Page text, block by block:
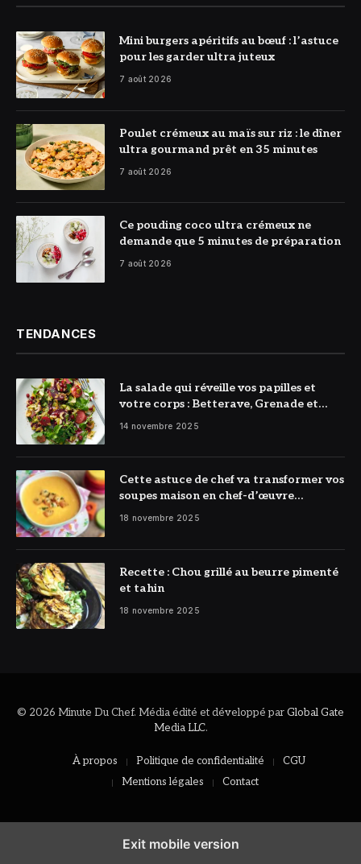
© DR
Mini burgers apéritifs au bœuf : l’astuce
pour les garder ultra juteux
7 août 2026
© DR
Poulet crémeux au maïs sur riz : le dîner
ultra gourmand prêt en 35 minutes
7 août 2026
© DR
Ce pouding coco ultra crémeux ne
demande que 5 minutes de préparation
7 août 2026
TENDANCES
La salade qui réveille vos papilles et
votre corps : Betterave, Grenade et
Citron à l’honneur
14 novembre 2025
Cette astuce de chef va transformer vos
soupes maison en chef-d’œuvre
réconfortant
18 novembre 2025
Recette : Chou grillé au beurre pimenté
et tahin
18 novembre 2025
© 2026 Minute Du Chef. Média édité et développé parGlobal Gate
Media LLC.
À propos Politique de confidentialité
CGU
Mentions légales
Contact
Exit mobile version